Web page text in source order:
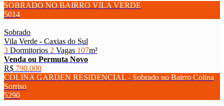
SOBRADO NO BAIRRO VILA VERDE
5014
Sobrado
Vila Verde - Caxias do Sul
3 Dormitorios 2 Vagas 107m²
Venda ou Permuta Novo
R$ 790.000
COLINA GARDEN RESIDENCIAL - Sobrado no Bairro Colina
Sorriso
5290